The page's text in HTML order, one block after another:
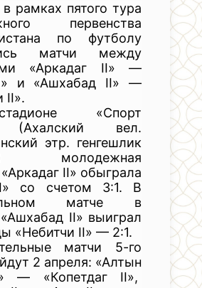
в рамках пятого тура
первенства
по футболу
матчи между
«Аркадаг II» —
и «Ашхабад II» —
II».
«Спорт
(Ахалский вел.
этр. генгешлик
молодежная
II» обыграла
со счетом 3:1. В
матче в
II» выиграл
«Небитчи II» — 2:1.
матчи 5-го
2 апреля: «Алтын
— «Копетдаг II»,